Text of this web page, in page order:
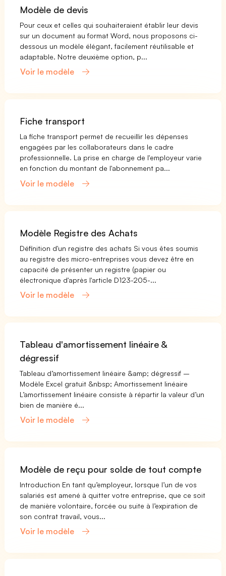
Modèle de devis
Pour ceux et celles qui souhaiteraient établir leur devis
sur un document au format Word, nous proposons ci-
dessous un modèle élégant, facilement réutilisable et
adaptable. Notre deuxième option, p...
Voir le modèle
Fiche transport
La fiche transport permet de recueillir les dépenses
engagées par les collaborateurs dans le cadre
professionnelle. La prise en charge de l'employeur varie
en fonction du montant de l'abonnement pa...
Voir le modèle
Modèle Registre des Achats
Définition d'un registre des achats Si vous êtes soumis
au registre des micro-entreprises vous devez être en
capacité de présenter un registre (papier ou
électronique d'après l'article D123-205-...
Voir le modèle
Tableau d'amortissement linéaire &
dégressif
Tableau d’amortissement linéaire &amp; dégressif –
Modèle Excel gratuit &nbsp; Amortissement linéaire
L’amortissement linéaire consiste à répartir la valeur d’un
bien de manière é...
Voir le modèle
Modèle de reçu pour solde de tout compte
Introduction En tant qu’employeur, lorsque l’un de vos
salariés est amené à quitter votre entreprise, que ce soit
de manière volontaire, forcée ou suite à l’expiration de
son contrat travail, vous...
Voir le modèle